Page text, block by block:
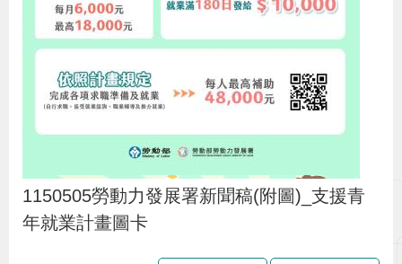
交
通
1150505勞動力發展署新聞稿(附圖)_支援青
年就業計畫圖卡